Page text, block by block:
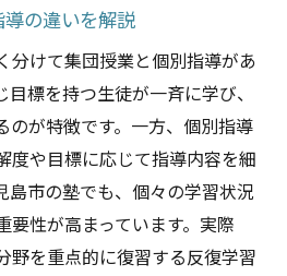
の違いを解説
分けて集団授業と個別指導があ
標を持つ生徒が一斉に学び、
のが特徴です。一方、個別指導
度や目標に応じて指導内容を細
島市の塾でも、個々の学習状況
要性が高まっています。実際
野を重点的に復習する反復学習